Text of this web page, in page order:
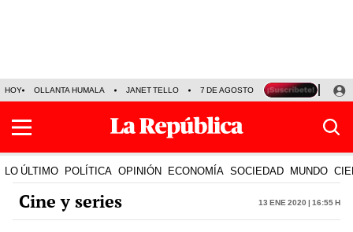
HOY OLLANTA HUMALA JANET TELLO 7 DE AGOSTO TINKA RESULTADOS
LO ÚLTIMO POLÍTICA OPINIÓN ECONOMÍA SOCIEDAD MUNDO
Cine y series 13 Ene 2020 | 16:55 h